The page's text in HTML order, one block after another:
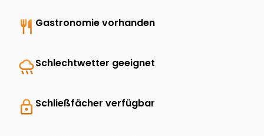
restaurant Gastronomie vorhanden
rainySchlechtwetter geeignet
lock Schließfächer verfügbar